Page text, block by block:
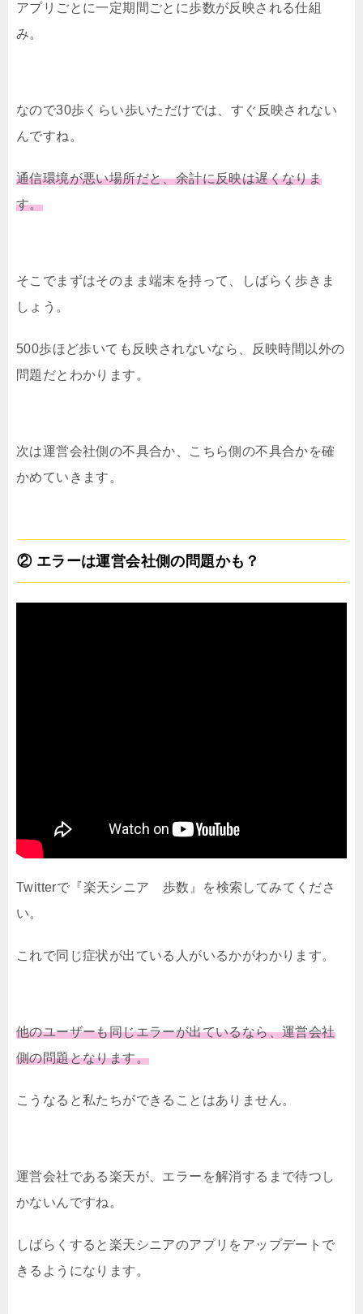
アプリごとに一定期間ごとに歩数が反映される仕組
み。
なので30歩くらい歩いただけでは、すぐ反映されない
んですね。
通信環境が悪い場所だと、余計に反映は遅くなりま
す。
そこでまずはそのまま端末を持って、しばらく歩きま
しょう。
500歩ほど歩いても反映されないなら、反映時間以外の
問題だとわかります。
次は運営会社側の不具合か、こちら側の不具合かを確
かめていきます。
② エラーは運営会社側の問題かも？
Twitterで『楽天シニア 歩数』を検索してみてくださ
い。
これで同じ症状が出ている人がいるかがわかります。
他のユーザーも同じエラーが出ているなら、運営会社
側の問題となります。
こうなると私たちができることはありません。
運営会社である楽天が、エラーを解消するまで待つし
かないんですね。
しばらくすると楽天シニアのアプリをアップデートで
きるようになります。